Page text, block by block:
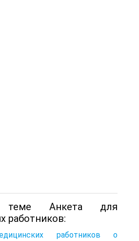
Анкета для
работников:
работников о